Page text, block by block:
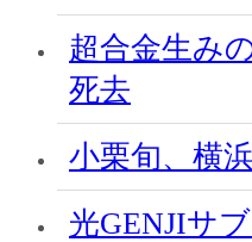
超合金生み
死去
小栗旬、横
光GENJIサ